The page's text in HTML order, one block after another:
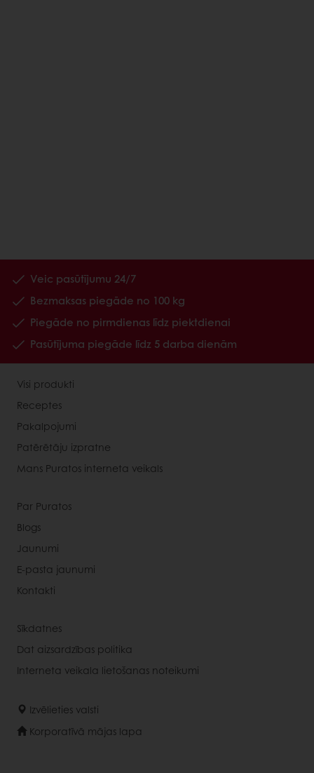
Veic pasūtījumu 24/7
Bezmaksas piegāde no 100 kg
Piegāde no pirmdienas līdz piektdienai
Pasūtījuma piegāde līdz 5 darba dienām
Visi produkti
Receptes
Pakalpojumi
Patērētāju izpratne
Mans Puratos interneta veikals
Par Puratos
Blogs
Jaunumi
E-pasta jaunumi
Kontakti
Sīkdatnes
Dat aizsardzības politika
Interneta veikala lietošanas noteikumi
Izvēlieties valsti
Korporatīvā mājas lapa